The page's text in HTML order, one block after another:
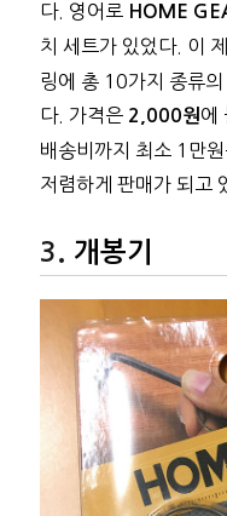
다. 영어로 HOME
치 세트가 있었다. 이
링에 총 10가지 종류의
다. 가격은2,000원 에
배송비까지 최소 1만
저렴하게 판매가 되고
개봉기